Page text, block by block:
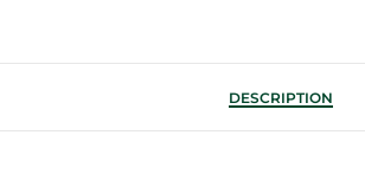
DESCRIPTION